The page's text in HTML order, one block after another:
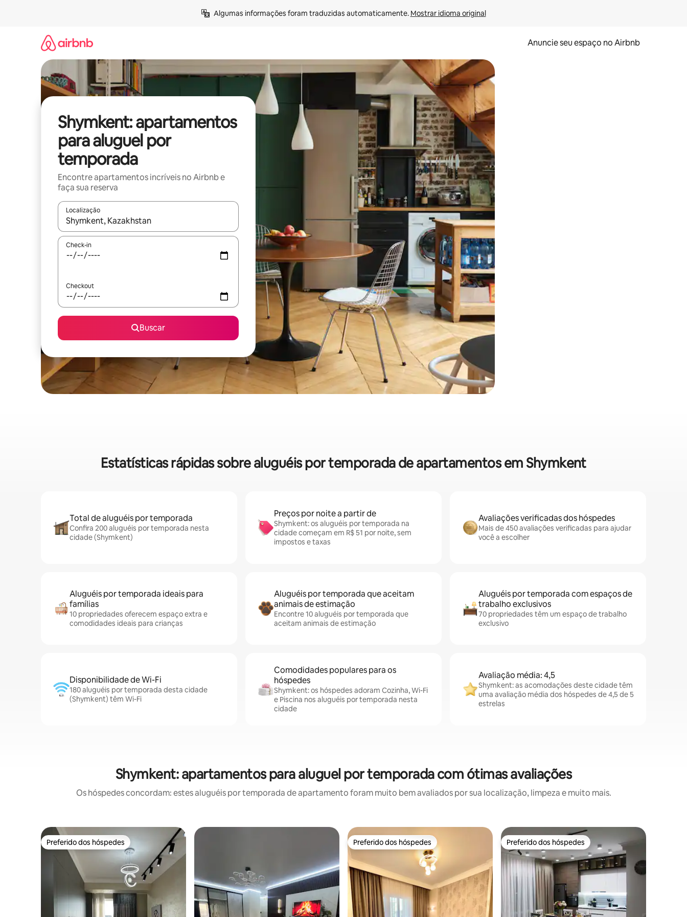
Algumas informações foram traduzidas automaticamente. Mostrar idioma original
Anuncie seu espaço no Airbnb
Shymkent: apartamentos
para aluguel por
temporada
Encontre apartamentos incríveis no Airbnb e
faça sua reserva
Localização
Quando os resultados estiverem disponíveis, explore-os usando as seta para cima e para baixo do teclado ou tocando e deslizando o dedo na tela.
Check-in
Checkout
Buscar
Estatísticas rápidas sobre aluguéis por temporada de apartamentos em Shymkent
Total de aluguéis por temporada
Confira 200 aluguéis por temporada nesta
cidade (Shymkent)
Preços por noite a partir de
Shymkent: os aluguéis por temporada na
cidade começam em R$ 51 por noite, sem
impostos e taxas
Avaliações verificadas dos hóspedes
Mais de 450 avaliações verificadas para ajudar
você a escolher
Aluguéis por temporada ideais para
famílias
10 propriedades oferecem espaço extra e
comodidades ideais para crianças
Aluguéis por temporada que aceitam
animais de estimação
Encontre 10 aluguéis por temporada que
aceitam animais de estimação
Aluguéis por temporada com espaços de
trabalho exclusivos
70 propriedades têm um espaço de trabalho
exclusivo
Disponibilidade de Wi-Fi
180 aluguéis por temporada desta cidade
(Shymkent) têm Wi-Fi
Comodidades populares para os
hóspedes
Shymkent: os hóspedes adoram Cozinha, Wi-Fi
e Piscina nos aluguéis por temporada nesta
cidade
Avaliação média: 4,5
Shymkent: as acomodações deste cidade têm
uma avaliação média dos hóspedes de 4,5 de 5
estrelas
Shymkent: apartamentos para aluguel por temporada com ótimas avaliações
Os hóspedes concordam: estes aluguéis por temporada de apartamento foram muito bem avaliados por sua localização, limpeza e muito mais.
Preferido dos hóspedes
Preferido dos hóspedes Preferido dos hóspedes
Preferido dos hóspedes Preferido dos hóspedes
Preferido dos hóspedes